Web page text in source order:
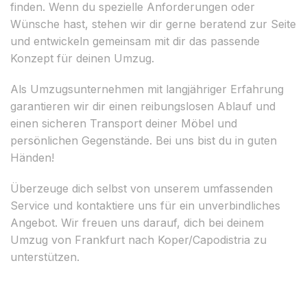
finden. Wenn du spezielle Anforderungen oder
Wünsche hast, stehen wir dir gerne beratend zur Seite
und entwickeln gemeinsam mit dir das passende
Konzept für deinen Umzug.
Als Umzugsunternehmen mit langjähriger Erfahrung
garantieren wir dir einen reibungslosen Ablauf und
einen sicheren Transport deiner Möbel und
persönlichen Gegenstände. Bei uns bist du in guten
Händen!
Überzeuge dich selbst von unserem umfassenden
Service und kontaktiere uns für ein unverbindliches
Angebot. Wir freuen uns darauf, dich bei deinem
Umzug von Frankfurt nach Koper/Capodistria zu
unterstützen.